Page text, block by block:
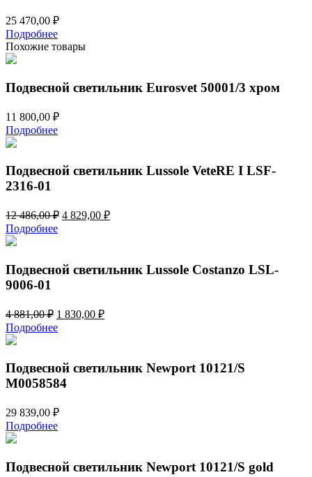
25 470,00 ₽
Подробнее
Похожие товары
Подвесной светильник Eurosvet 50001/3 хром
11 800,00 ₽
Подробнее
Подвесной светильник Lussole VeteRE I LSF-
2316-01
12 486,00₽ Первоначальная
486,00 ₽.
4 829,00 ₽Текущая
Подробнее
Подвесной светильник Lussole Costanzo LSL-
9006-01
4 881,00₽ Первоначальная
цена
составляла
881,00 ₽.
1 830,00 ₽Текущая
Подробнее
Подвесной светильник Newport 10121/S
М0058584
29 839,00 ₽
Подробнее
Подвесной светильник Newport 10121/S gold